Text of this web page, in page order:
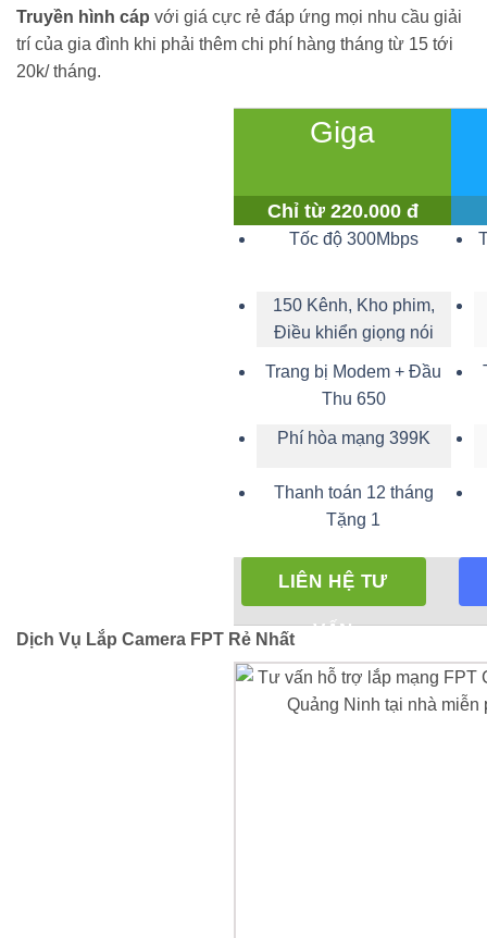
Truyền hình cáp với giá cực rẻ đáp ứng mọi nhu cầu giải
trí của gia đình khi phải thêm chi phí hàng tháng từ 15 tới
20k/ tháng.
Giga
Chỉ từ 220.000 đ
Tốc độ 300Mbps
150 Kênh, Kho phim,
Điều khiển giọng nói
Trang bị Modem + Đầu
Thu 650
Phí hòa mạng 399K
Thanh toán 12 tháng
Tặng 1
LIÊN HỆ TƯ
VẤN
Dịch Vụ Lắp Camera FPT Rẻ Nhất